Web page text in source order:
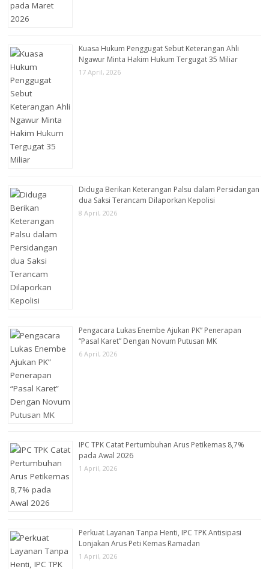
Kuasa Hukum Penggugat Sebut Keterangan Ahli
Ngawur Minta Hakim Hukum Tergugat 35 Miliar
17 April, 2026
Diduga Berikan Keterangan Palsu dalam Persidangan
dua Saksi Terancam Dilaporkan Kepolisi
8 April, 2026
Pengacara Lukas Enembe Ajukan PK” Penerapan
“Pasal Karet” Dengan Novum Putusan MK
6 April, 2026
IPC TPK Catat Pertumbuhan Arus Petikemas 8,7%
pada Awal 2026
1 April, 2026
Perkuat Layanan Tanpa Henti, IPC TPK Antisipasi
Lonjakan Arus Peti Kemas Ramadan
1 April, 2026